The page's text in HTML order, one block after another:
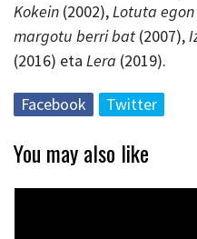
Kokein (2002),Lotuta
margotu berri bat (2007),
(2016) eta Lera (2019).
Facebook Twitter
You may also like